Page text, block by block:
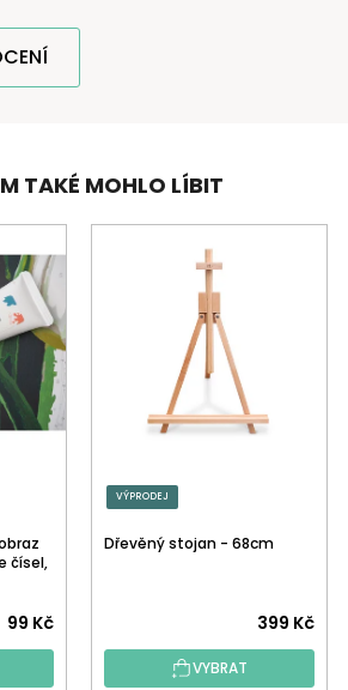
TAKÉ MOHLO LÍBIT
čísel,
99 Kč
VÝPRODEJ
Dřevěný stojan - 68cm
399 Kč
VYBRAT